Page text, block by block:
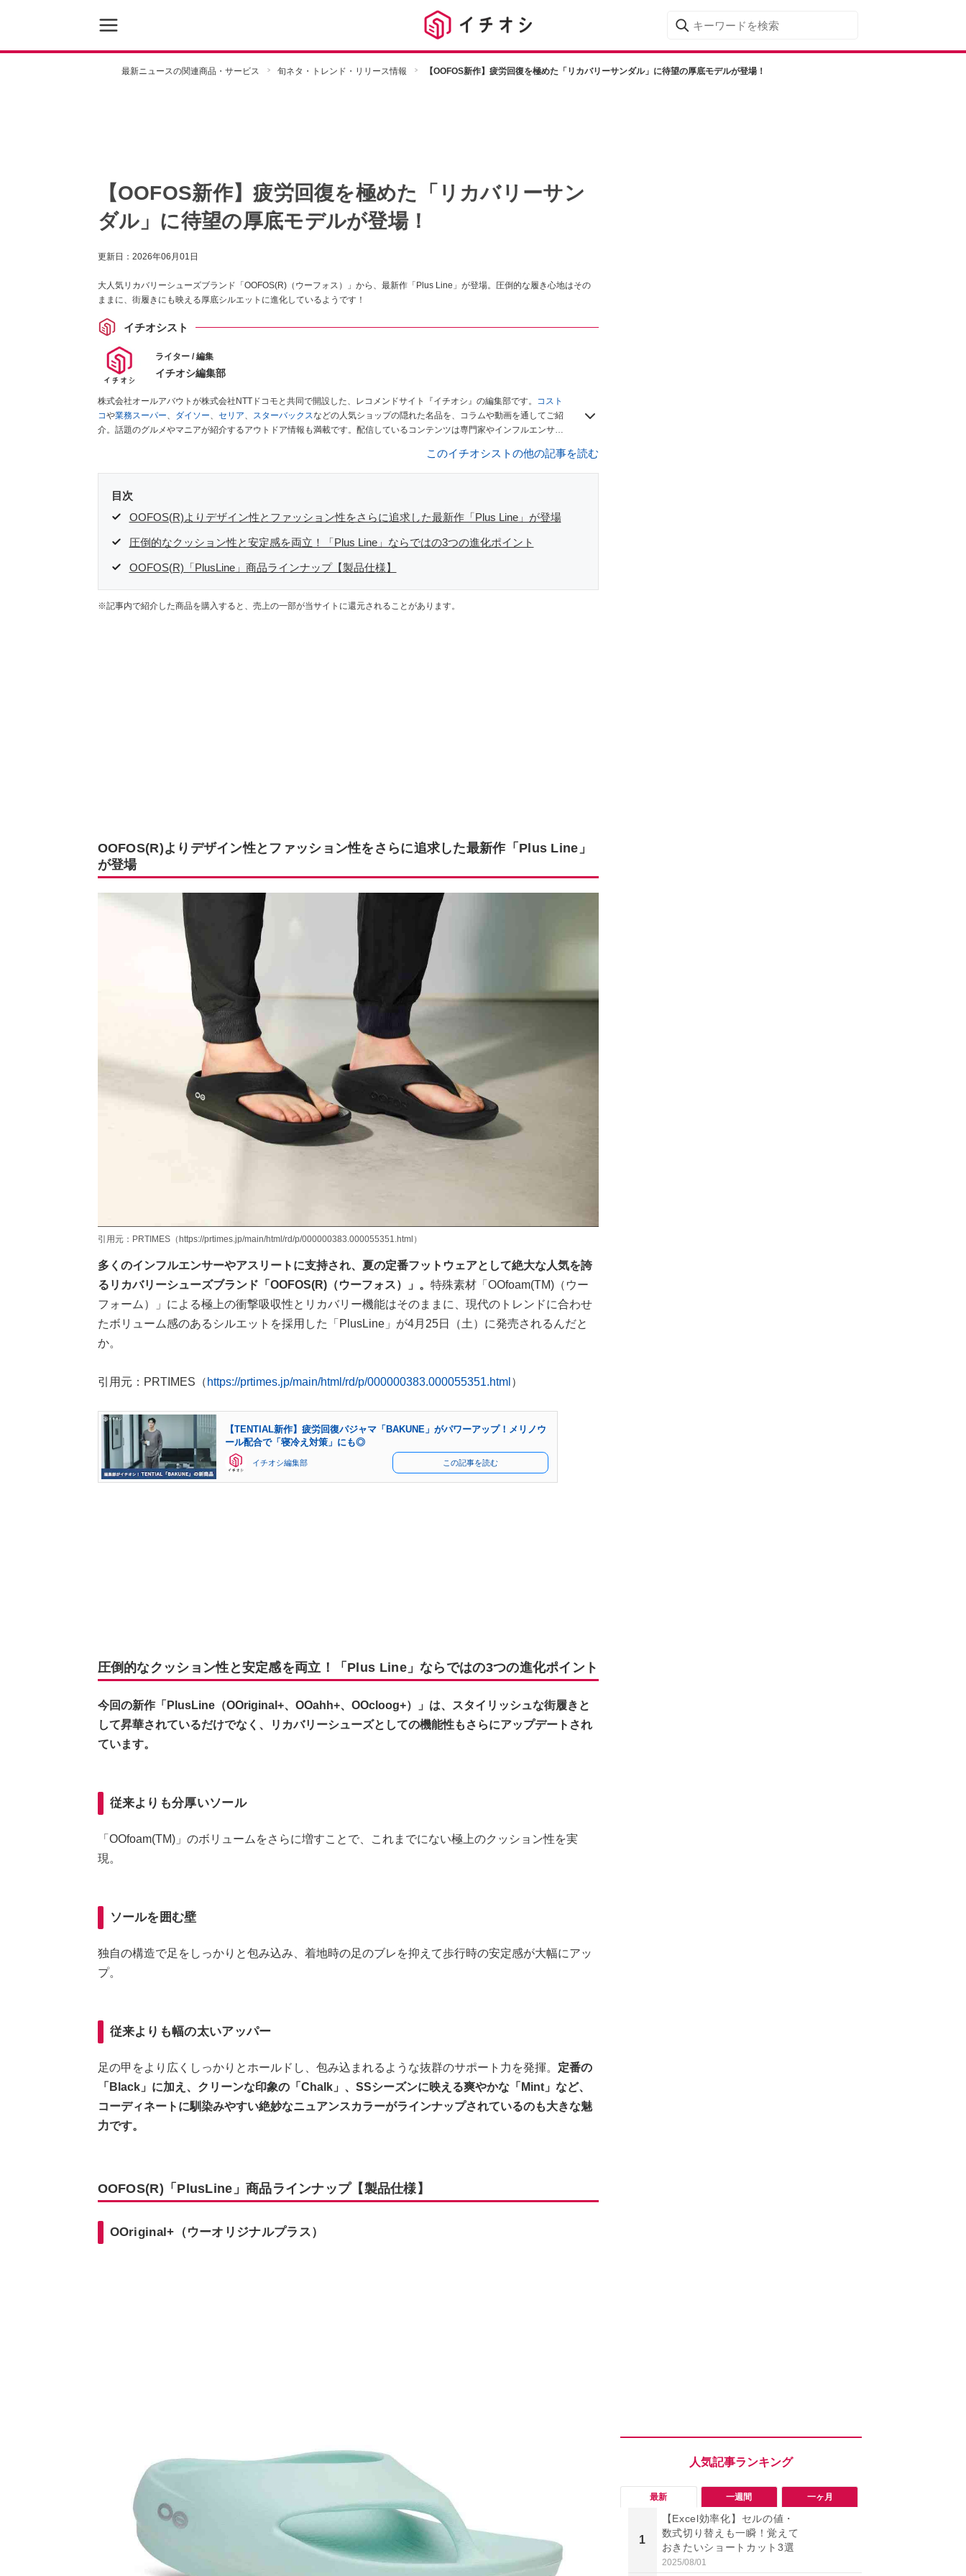
最新ニュースの関連商品・サービス 旬ネタ・トレンド・リリース情報 【OOFOS新作】疲労回復を極めた「リカバリーサンダル」に待望の厚底モデルが登場！
【OOFOS新作】疲労回復を極めた「リカバリーサン
ダル」に待望の厚底モデルが登場！
更新日： 2026年06月01日
大人気リカバリーシューズブランド「OOFOS(R)（ウーフォス）」から、最新作「Plus Line」が登場。圧倒的な履き心地はその
ままに、街履きにも映える厚底シルエットに進化しているようです！
イチオシスト
ライター / 編集
イチオシ編集部
株式会社オールアバウトが株式会社NTTドコモと共同で開設した、レコメンドサイト『イチオシ』の編集部です。
コスト
コや業務スーパー、 ダイソー、 セリア、 スターバックスなどの人気ショップの隠れた名品を、コラムや動画を通してご紹
介。話題のグルメやマニアが紹介するアウトドア情報も満載です。配信しているコンテンツは専門家やインフルエンサー
このイチオシストの他の記事を読む
目次
OOFOS(R)よりデザイン性とファッション性をさらに追求した最新作「Plus Line」が登場
圧倒的なクッション性と安定感を両立！「Plus Line」ならではの3つの進化ポイント
OOFOS(R)「PlusLine」商品ラインナップ【製品仕様】
※記事内で紹介した商品を購入すると、売上の一部が当サイトに還元されることがあります。
OOFOS(R)よりデザイン性とファッション性をさらに追求した最新作「Plus Line」
が登場
引用元：PRTIMES（https://prtimes.jp/main/html/rd/p/000000383.000055351.html）
多くのインフルエンサーやアスリートに支持され、夏の定番フットウェアとして絶大な人気を誇
るリカバリーシューズブランド「OOFOS(R)（ウーフォス）」。 特殊素材「OOfoam(TM)（ウー
フォーム）」による極上の衝撃吸収性とリカバリー機能はそのままに、現代のトレンドに合わせ
たボリューム感のあるシルエットを採用した「PlusLine」が4月25日（土）に発売されるんだと
か。
引用元：PRTIMES（ https://prtimes.jp/main/html/rd/p/000000383.000055351.html ）
【TENTIAL新作】疲労回復パジャマ「BAKUNE」がパワーアップ！メリノウ
ール配合で「寝冷え対策」にも◎
イチオシ編集部 この記事を読む
圧倒的なクッション性と安定感を両立！「Plus Line」ならではの3つの進化ポイント
今回の新作「PlusLine（OOriginal+、OOahh+、OOcloog+）」は、スタイリッシュな街履きと
して昇華されているだけでなく、リカバリーシューズとしての機能性もさらにアップデートされ
ています。
従来よりも分厚いソール
「OOfoam(TM)」のボリュームをさらに増すことで、これまでにない極上のクッション性を実
現。
ソールを囲む壁
独自の構造で足をしっかりと包み込み、着地時の足のブレを抑えて歩行時の安定感が大幅にアッ
プ。
従来よりも幅の太いアッパー
足の甲をより広くしっかりとホールドし、包み込まれるような抜群のサポート力を発揮。 定番の
「Black」に加え、クリーンな印象の「Chalk」、SSシーズンに映える爽やかな「Mint」など、
コーディネートに馴染みやすい絶妙なニュアンスカラーがラインナップされているのも大きな魅
力です。
OOFOS(R)「PlusLine」商品ラインナップ【製品仕様】
OOriginal+（ウーオリジナルプラス）
最新 一週間 一ヶ月
1
【Excel効率化】セルの値・
数式切り替えも一瞬！覚えて
おきたいショートカット3選
2025/08/01